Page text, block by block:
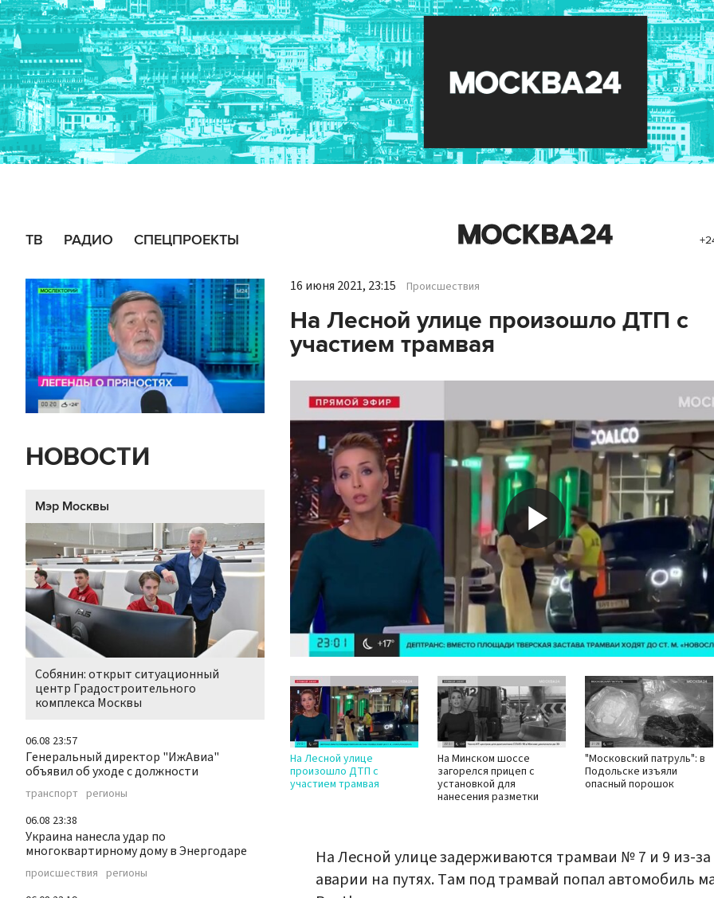
ТВ РАДИО СПЕЦПРОЕКТЫ
НОВОСТИ
Мэр Москвы
Собянин: открыт ситуационный
центр Градостроительного
комплекса Москвы
06.08 23:57
Генеральный директор "ИжАвиа"
объявил об уходе с должности
транспорт регионы
06.08 23:38
Украина нанесла удар по
многоквартирному дому в Энергодаре
происшествия регионы
16 июня 2021, 23:15 Происшествия
На Лесной улице произошло ДТП с
участием трамвая
Play
Video
На Лесной улице
произошло ДТП с
участием трамвая
На Минском шоссе
загорелся прицеп с
установкой для
нанесения разметки
"Московский патруль": в
Подольске изъяли
опасный порошок
На Лесной улице задерживаются трамваи № 7 и 9 из-за
аварии на путях. Там под трамвай попал автомобиль